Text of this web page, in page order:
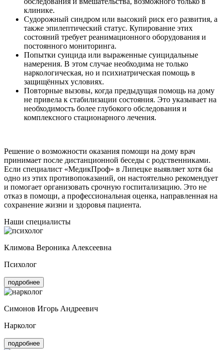
клинике.
Судорожный синдром или высокий риск его развития, а
также эпилептический статус. Купирование этих
состояний требует реанимационного оборудования и
постоянного мониторинга.
Попытки суицида или выраженные суицидальные
намерения. В этом случае необходима не только
наркологическая, но и психиатрическая помощь в
защищённых условиях.
Повторные вызовы, когда предыдущая помощь на дому
не привела к стабилизации состояния. Это указывает на
необходимость более глубокого обследования и
комплексного стационарного лечения.
Решение о возможности оказания помощи на дому врач
принимает после дистанционной беседы с родственниками.
Если специалист «МедикПроф» в Липецке выявляет хотя бы
одно из этих противопоказаний, он настоятельно рекомендует
и помогает организовать срочную госпитализацию. Это не
отказ в помощи, а профессиональная оценка, направленная на
сохранение жизни и здоровья пациента.
Наши специалисты
Климова Вероника Алексеевна
Психолог
подробнее
Симонов Игорь Андреевич
Нарколог
подробнее